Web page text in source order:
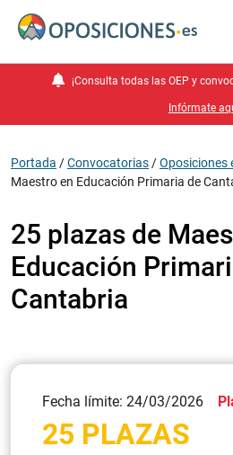
¡Consulta todas las OEP y
Infórmate
Portada /Convocatorias /Oposiciones
Maestro en Educación Primaria de
25 plazas de
Educación
Cantabria
Fecha límite: 24/03/2026
25 PLAZAS